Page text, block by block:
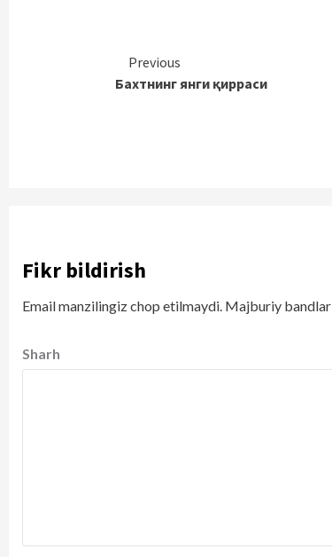
Continue
Reading
Previous
Бахтнинг янги қирраси
Fikr bildirish
Email manzilingiz chop etilmaydi. Majburiy bandlar
Sharh